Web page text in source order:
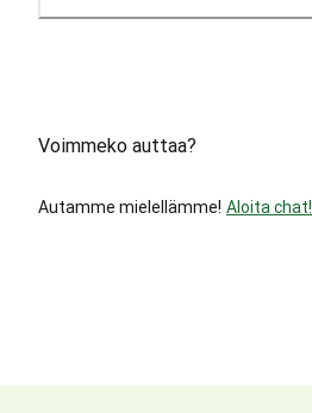
Voimmeko auttaa?
Autamme mielellämme! Aloita chat!